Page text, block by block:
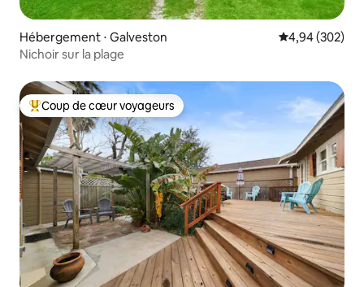
Hébergement ⋅ Galveston Évaluation
4,94 (302)
Nichoir sur la plage
Coups de cœur voyageurs les plus appréciés
Coup de cœur voyageurs